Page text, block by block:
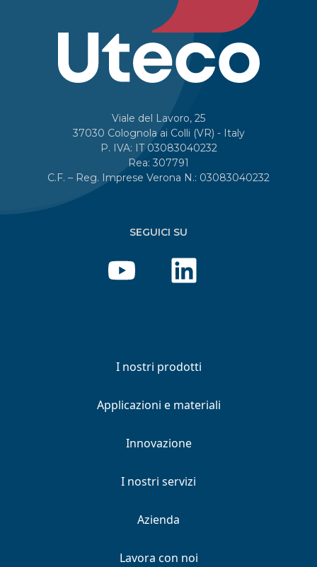
Viale del Lavoro, 25
37030 Colognola ai Colli (VR) - Italy
P. IVA: IT 03083040232
Rea: 307791
C.F. – Reg. Imprese Verona N.: 03083040232
SEGUICI SU
I nostri prodotti
Applicazioni e materiali
Innovazione
I nostri servizi
Azienda
Lavora con noi